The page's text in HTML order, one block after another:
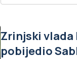
Zrinjski vlada
pobijedio